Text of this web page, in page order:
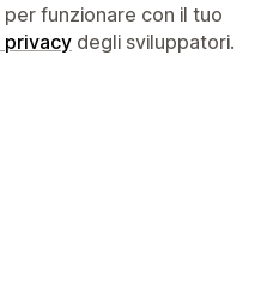
funzionare con il tuo
privacy degli sviluppatori.